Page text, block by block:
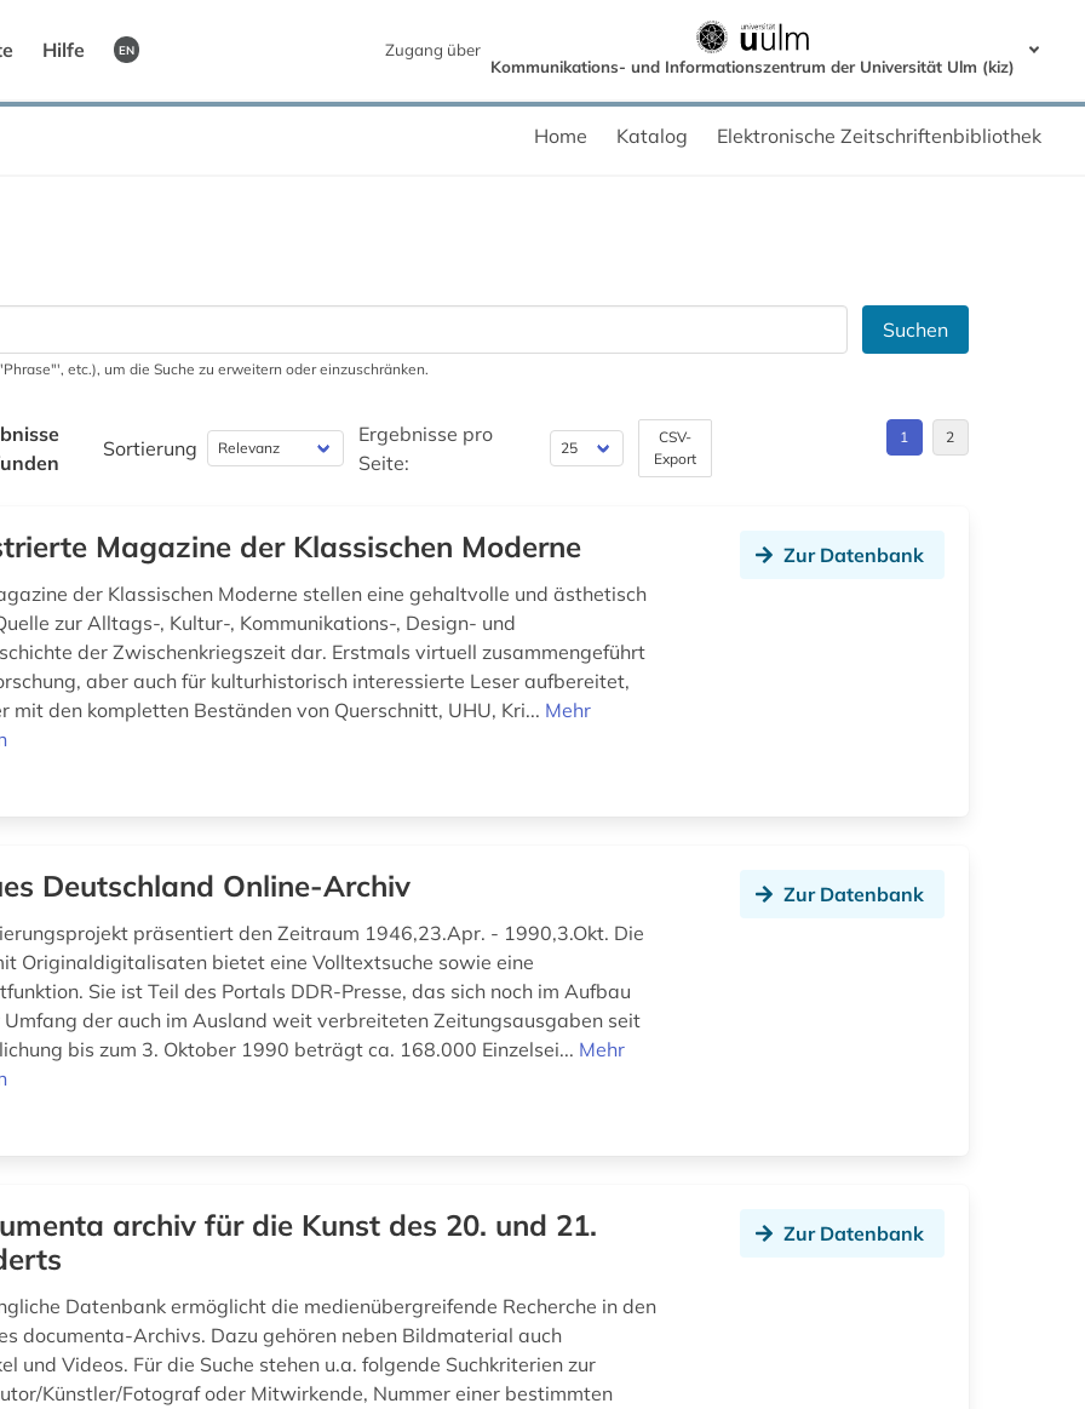
Hilfe EN
Zugang über
Kommunikations- und Informationszentrum der Universität Ulm (kiz)
Home Katalog Elektronische Zeitschriftenbibliothek
Suchen
etc.), um die Suche zu erweitern oder einzuschränken.
Sortierung
Ergebnisse pro
Seite:
CSV-
Export
1 2
Magazine der Klassischen Moderne
der Klassischen Moderne stellen eine gehaltvolle und ästhetisch
zur Alltags-, Kultur-, Kommunikations-, Design- und
der Zwischenkriegszeit dar. Erstmals virtuell zusammengeführt
aber auch für kulturhistorisch interessierte Leser aufbereitet,
mit den kompletten Beständen von Querschnitt, UHU, Kri... Mehr
Zur Datenbank
Deutschland Online-Archiv
präsentiert den Zeitraum 1946,23.Apr. - 1990,3.Okt. Die
Originaldigitalisaten bietet eine Volltextsuche sowie eine
Sie ist Teil des Portals DDR-Presse, das sich noch im Aufbau
Umfang der auch im Ausland weit verbreiteten Zeitungsausgaben seit
bis zum 3. Oktober 1990 beträgt ca. 168.000 Einzelsei... Mehr
Zur Datenbank
archiv für die Kunst des 20. und 21.
Datenbank ermöglicht die medienübergreifende Recherche in den
documenta-Archivs. Dazu gehören neben Bildmaterial auch
und Videos. Für die Suche stehen u.a. folgende Suchkriterien zur
Künstler/Fotograf oder Mitwirkende, Nummer einer bestimmten
Zur Datenbank